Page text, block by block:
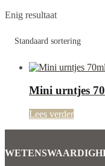
Enig resultaat
Mini urntjes
Lees verder